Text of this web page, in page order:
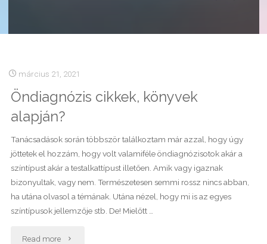
március 21, 2021
Öndiagnózis cikkek, könyvek
alapján?
Tanácsadások során többször találkoztam már azzal, hogy úgy
jöttetek el hozzám, hogy volt valamiféle öndiagnózisotok akár a
színtípust akár a testalkattípust illetően. Amik vagy igaznak
bizonyultak, vagy nem. Természetesen semmi rossz nincs abban,
ha utána olvasol a témának. Utána nézel, hogy mi is az egyes
színtípusok jellemzője stb. De! Mielőtt …
Read more "Öndiagnózis